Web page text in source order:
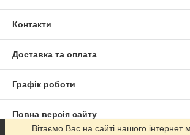
Контакти
Доставка та оплата
Графік роботи
Повна версія сайту
Вітаємо Вас на сайті нашого інтернет